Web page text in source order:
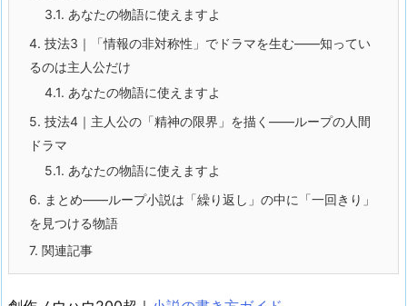
3.1. あなたの物語に使えますよ
4. 技法3｜「情報の非対称性」でドラマを生む——知ってい
るのは主人公だけ
4.1. あなたの物語に使えますよ
5. 技法4｜主人公の「精神の限界」を描く——ループの人間
ドラマ
5.1. あなたの物語に使えますよ
6. まとめ——ループ小説は「繰り返し」の中に「一回きり」
を見つける物語
7. 関連記事